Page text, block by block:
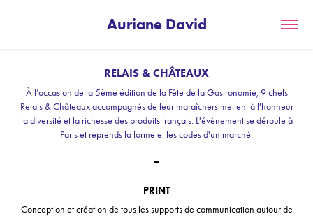
Auriane David
RELAIS & CHÂTEAUX
À l’occasion de la 5ème édition de la Fête de la Gastronomie, 9 chefs
Relais & Châteaux accompagnés de leur maraîchers mettent à l'honneur
la diversité et la richesse des produits français. L'évènement se déroule à
Paris et reprends la forme et les codes d'un marché.
PRINT
Conception et création de tous les supports de communication autour de